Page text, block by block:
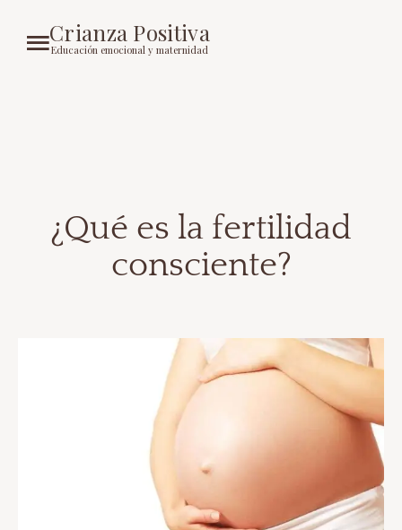
Crianza Positiva
Educación emocional y maternidad
¿Qué es la fertilidad
consciente?